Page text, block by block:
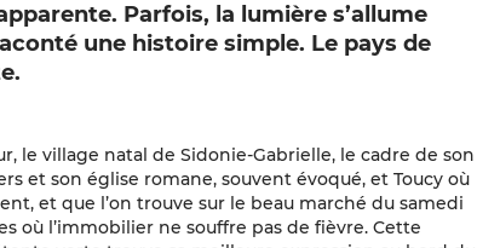
Parfois, la lumière s’allume
une histoire simple. Le pays de
le village natal de Sidonie-Gabrielle, le cadre de son
et son église romane, souvent évoqué, et Toucy où
et que l’on trouve sur le beau marché du samedi
où l’immobilier ne souffre pas de fièvre. Cette